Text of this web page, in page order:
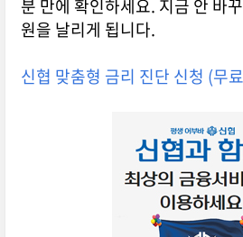
분 만에 확인하세요. 지금 안 바
원을 날리게 됩니다.
신협 맞춤형 금리 진단 신청 (무